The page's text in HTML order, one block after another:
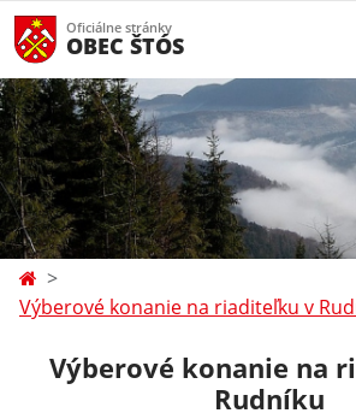
Oficiálne stránky
OBEC ŠTÓS
Výberové konanie na riaditeľku v
Výberové konanie na
Rudníku